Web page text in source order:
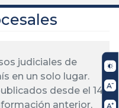
judiciales de
en un solo lugar.
desde el 14
anterior,